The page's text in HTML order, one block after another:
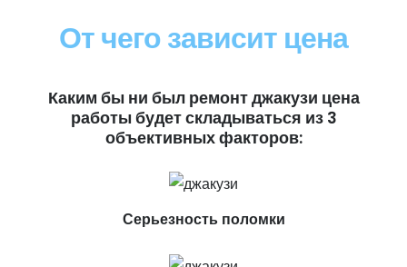
От чего зависит цена
Каким бы ни был ремонт джакузи цена
работы будет складываться из 3
объективных факторов:
Серьезность поломки